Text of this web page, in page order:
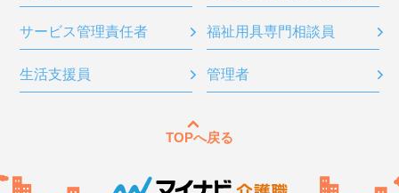
サービス管理責任者 福祉用具専門相談員
生活支援員 管理者
TOPへ戻る